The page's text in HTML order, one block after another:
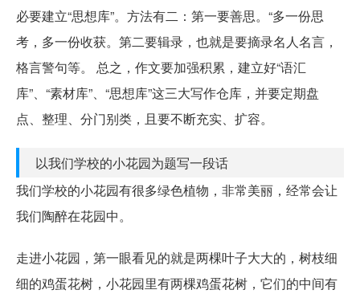
必要建立“思想库”。方法有二：第一要善思。“多一份思
考，多一份收获。第二要辑录，也就是要摘录名人名言，
格言警句等。 总之，作文要加强积累，建立好“语汇
库”、“素材库”、“思想库”这三大写作仓库，并要定期盘
点、整理、分门别类，且要不断充实、扩容。
以我们学校的小花园为题写一段话
我们学校的小花园有很多绿色植物，非常美丽，经常会让
我们陶醉在花园中。
走进小花园，第一眼看见的就是两棵叶子大大的，树枝细
细的鸡蛋花树，小花园里有两棵鸡蛋花树，它们的中间有